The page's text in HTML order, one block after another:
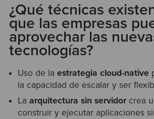
¿Qué técnicas
que las empresas
aprovechar las
tecnologías?
Uso de laestrategia cloud-native
la capacidad de escalar y ser
Laarquitectura sin servidor crea
construir y ejecutar aplicaciones